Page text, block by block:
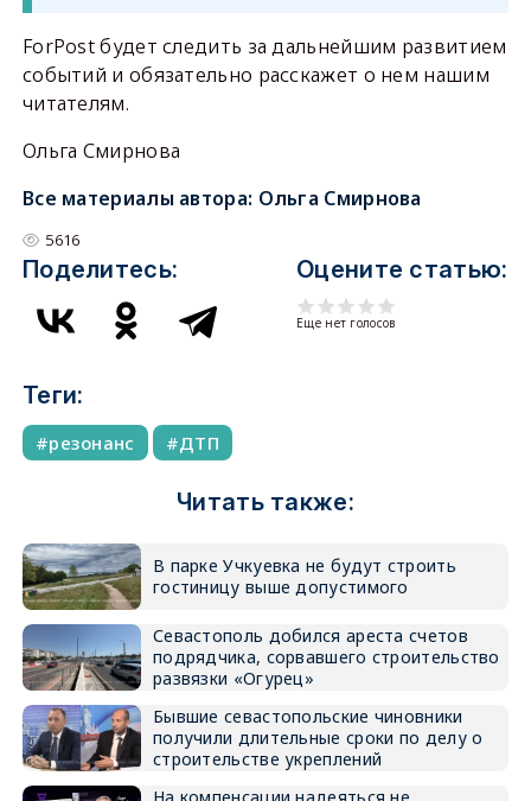
ForPost будет следить за дальнейшим развитием
событий и обязательно расскажет о нем нашим
читателям.
Ольга Смирнова
Все материалы автора: Ольга Смирнова
5616
Поделитесь: Оцените статью:
Еще нет голосов
Теги:
резонанс ДТП
Читать также:
В парке Учкуевка не будут строить
гостиницу выше допустимого
Севастополь добился ареста счетов
подрядчика, сорвавшего строительство
развязки «Огурец»
Бывшие севастопольские чиновники
получили длительные сроки по делу о
строительстве укреплений
На компенсации надеяться не